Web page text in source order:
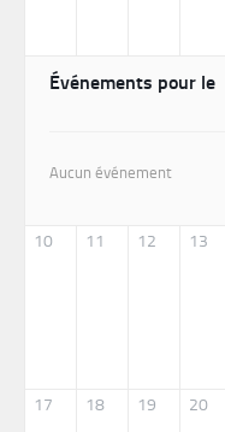
Événements pour le
Aucun événement
10 11 12 13
17 18 19 20